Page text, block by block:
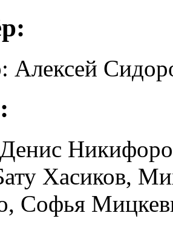
Алексей
Хасиков,
Cофья